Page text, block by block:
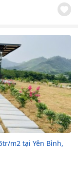
m2 tại Yên Bình,